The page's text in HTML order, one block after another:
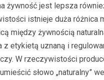
żywność jest lepsza
istnieje duża różnica
między żywnością
etykietą uznaną i
W rzeczywistości
słowo „naturalny”